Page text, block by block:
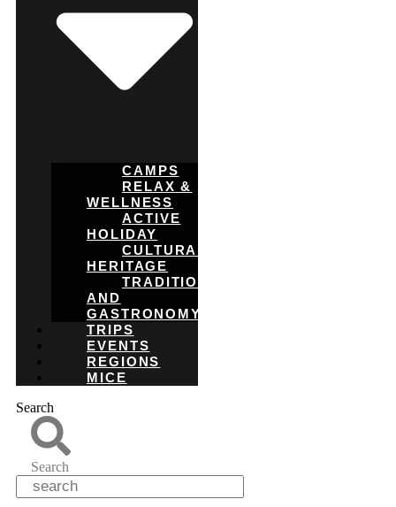
CAMPS
RELAX &
WELLNESS
ACTIVE
HOLIDAY
CULTURAL
HERITAGE
TRADITIONS
AND
GASTRONOMY
TRIPS
EVENTS
REGIONS
MICE
Search
Search